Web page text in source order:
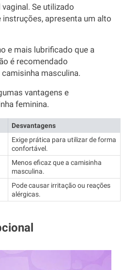
Se utilizado
apresenta um alto
e mais lubrificado que a
é recomendado
masculina.
vantagens e
feminina.
Desvantagens
Exige prática para utilizar de forma
confortável.
Menos eficaz que a camisinha
masculina.
Pode causar irritação ou reações
alérgicas.